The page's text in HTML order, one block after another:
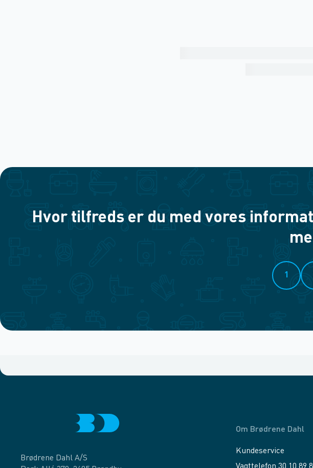
Hvor tilfreds er du med vores
1
Brødrene Dahl A/S
Om Brødrene Dahl
Kundeservice